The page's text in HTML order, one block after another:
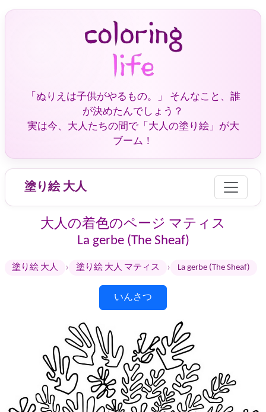
「ぬりえは子供がやるもの。」 そんなこと、誰
が決めたんでしょう？
実は今、大人たちの間で「大人の塗り絵」が大
ブーム！
塗り絵 大人
大人の着色のページ マティス
La gerbe (The Sheaf)
塗り絵 大人 › 塗り絵 大人 マティス › La gerbe (The Sheaf)
いんさつ